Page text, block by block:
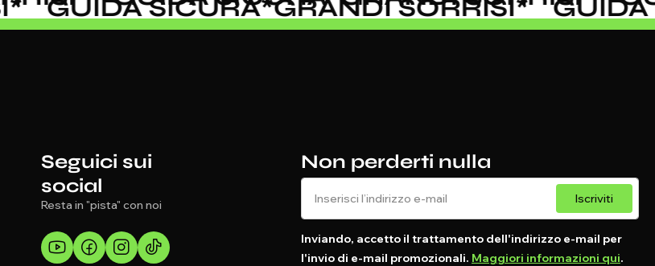
* GUIDA SICURA*GRANDI SORRISI*
Seguici sui
social
Resta in "pista" con noi
Non perderti nulla
Iscriviti
Inviando, accetto il trattamento dell'indirizzo e-mail per
l'invio di e-mail promozionali. Maggiori informazioni qui.